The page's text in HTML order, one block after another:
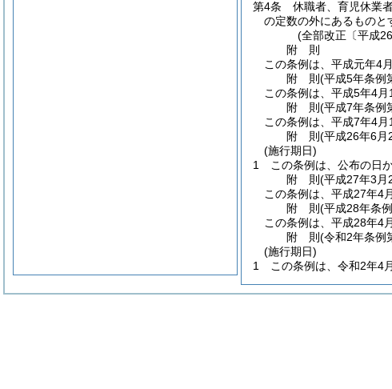
第4条
休職者、育児休業
の定数の外にあるものと
(全部改正〔平成
附 則
この条例は、平成元年4
附 則(平成5年条例
この条例は、平成5年4月
附 則(平成7年条例
この条例は、平成7年4月
附 則(平成26年6月
(施行期日)
1
この条例は、公布の日
附 則(平成27年3月
この条例は、平成27年4
附 則(平成28年条
この条例は、平成28年4
附 則(令和2年条例
(施行期日)
1
この条例は、令和2年4